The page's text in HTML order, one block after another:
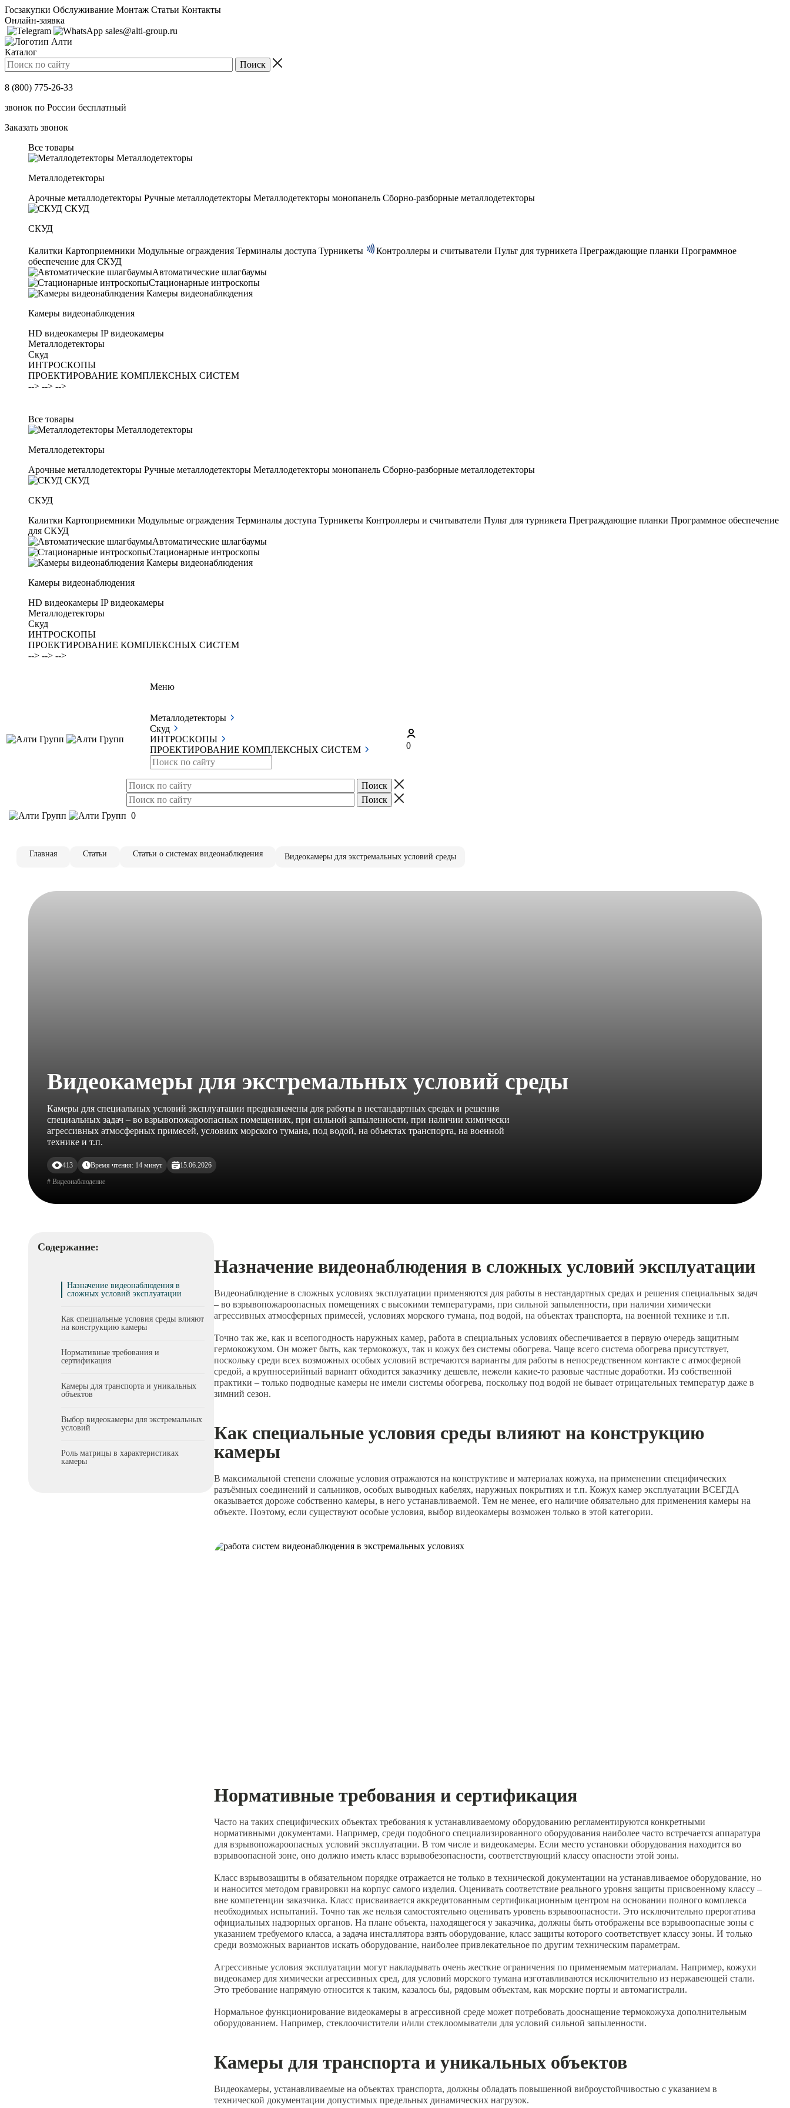
Госзакупки Обслуживание Монтаж Статьи Контакты
Онлайн-заявка
sales@alti-group.ru
Каталог
8 (800) 775-26-33
звонок по России бесплатный
Заказать звонок
Все товары
Металлодетекторы
Металлодетекторы
Арочные металлодетекторы Ручные металлодетекторы Металлодетекторы монопанель Сборно-разборные металлодетекторы
СКУД
СКУД
Калитки Картоприемники Модульные ограждения Терминалы доступа Турникеты Контроллеры и считыватели Пульт для турникета Преграждающие планки Программное
обеспечение для СКУД
Автоматические шлагбаумы
Стационарные интроскопы
Камеры видеонаблюдения
Камеры видеонаблюдения
HD видеокамеры IP видеокамеры
Металлодетекторы
Скуд
ИНТРОСКОПЫ
ПРОЕКТИРОВАНИЕ КОМПЛЕКСНЫХ СИСТЕМ
--> --> -->
Все товары
Металлодетекторы
Металлодетекторы
Арочные металлодетекторы Ручные металлодетекторы Металлодетекторы монопанель Сборно-разборные металлодетекторы
СКУД
СКУД
Калитки Картоприемники Модульные ограждения Терминалы доступа Турникеты Контроллеры и считыватели Пульт для турникета Преграждающие планки Программное обеспечение
для СКУД
Автоматические шлагбаумы
Стационарные интроскопы
Камеры видеонаблюдения
Камеры видеонаблюдения
HD видеокамеры IP видеокамеры
Металлодетекторы
Скуд
ИНТРОСКОПЫ
ПРОЕКТИРОВАНИЕ КОМПЛЕКСНЫХ СИСТЕМ
--> --> -->
Меню
Металлодетекторы
Скуд
ИНТРОСКОПЫ
ПРОЕКТИРОВАНИЕ КОМПЛЕКСНЫХ СИСТЕМ
0
0
Главная Статьи Статьи о системах видеонаблюдения Видеокамеры для экстремальных условий среды
Видеокамеры для экстремальных условий среды
Камеры для специальных условий эксплуатации предназначены для работы в нестандартных средах и решения
специальных задач – во взрывопожароопасных помещениях, при сильной запыленности, при наличии химически
агрессивных атмосферных примесей, условиях морского тумана, под водой, на объектах транспорта, на военной
технике и т.п.
413 Время чтения: 14 минут
15.06.2026
# Видеонаблюдение
Содержание:
Назначение видеонаблюдения в
сложных условий эксплуатации
Как специальные условия среды влияют
на конструкцию камеры
Нормативные требования и
сертификация
Камеры для транспорта и уникальных
объектов
Выбор видеокамеры для экстремальных
условий
Роль матрицы в характеристиках
камеры
Назначение видеонаблюдения в сложных условий эксплуатации
Видеонаблюдение в сложных условиях эксплуатации применяются для работы в нестандартных средах и решения специальных задач
– во взрывопожароопасных помещениях с высокими температурами, при сильной запыленности, при наличии химически
агрессивных атмосферных примесей, условиях морского тумана, под водой, на объектах транспорта, на военной технике и т.п.
Точно так же, как и всепогодность наружных камер, работа в специальных условиях обеспечивается в первую очередь защитным
гермокожухом. Он может быть, как термокожух, так и кожух без системы обогрева. Чаще всего система обогрева присутствует,
поскольку среди всех возможных особых условий встречаются варианты для работы в непосредственном контакте с атмосферной
средой, а крупносерийный вариант обходится заказчику дешевле, нежели какие-то разовые частные доработки. Из собственной
практики – только подводные камеры не имели системы обогрева, поскольку под водой не бывает отрицательных температур даже в
зимний сезон.
Как специальные условия среды влияют на конструкцию
камеры
В максимальной степени сложные условия отражаются на конструктиве и материалах кожуха, на применении специфических
разъёмных соединений и сальников, особых выводных кабелях, наружных покрытиях и т.п. Кожух камер эксплуатации ВСЕГДА
оказывается дороже собственно камеры, в него устанавливаемой. Тем не менее, его наличие обязательно для применения камеры на
объекте. Поэтому, если существуют особые условия, выбор видеокамеры возможен только в этой категории.
Нормативные требования и сертификация
Часто на таких специфических объектах требования к устанавливаемому оборудованию регламентируются конкретными
нормативными документами. Например, среди подобного специализированного оборудования наиболее часто встречается аппаратура
для взрывопожароопасных условий эксплуатации. В том числе и видеокамеры. Если место установки оборудования находится во
взрывоопасной зоне, оно должно иметь класс взрывобезопасности, соответствующий классу опасности этой зоны.
Класс взрывозащиты в обязательном порядке отражается не только в технической документации на устанавливаемое оборудование, но
и наносится методом гравировки на корпус самого изделия. Оценивать соответствие реального уровня защиты присвоенному классу –
вне компетенции заказчика. Класс присваивается аккредитованным сертификационным центром на основании полного комплекса
необходимых испытаний. Точно так же нельзя самостоятельно оценивать уровень взрывоопасности. Это исключительно прерогатива
официальных надзорных органов. На плане объекта, находящегося у заказчика, должны быть отображены все взрывоопасные зоны с
указанием требуемого класса, а задача инсталлятора взять оборудование, класс защиты которого соответствует классу зоны. И только
среди возможных вариантов искать оборудование, наиболее привлекательное по другим техническим параметрам.
Агрессивные условия эксплуатации могут накладывать очень жесткие ограничения по применяемым материалам. Например, кожухи
видеокамер для химически агрессивных сред, для условий морского тумана изготавливаются исключительно из нержавеющей стали.
Это требование напрямую относится к таким, казалось бы, рядовым объектам, как морские порты и автомагистрали.
Нормальное функционирование видеокамеры в агрессивной среде может потребовать дооснащение термокожуха дополнительным
оборудованием. Например, стеклоочистители и/или стеклоомыватели для условий сильной запыленности.
Камеры для транспорта и уникальных объектов
Видеокамеры, устанавливаемые на объектах транспорта, должны обладать повышенной виброустойчивостью с указанием в
технической документации допустимых предельных динамических нагрузок.